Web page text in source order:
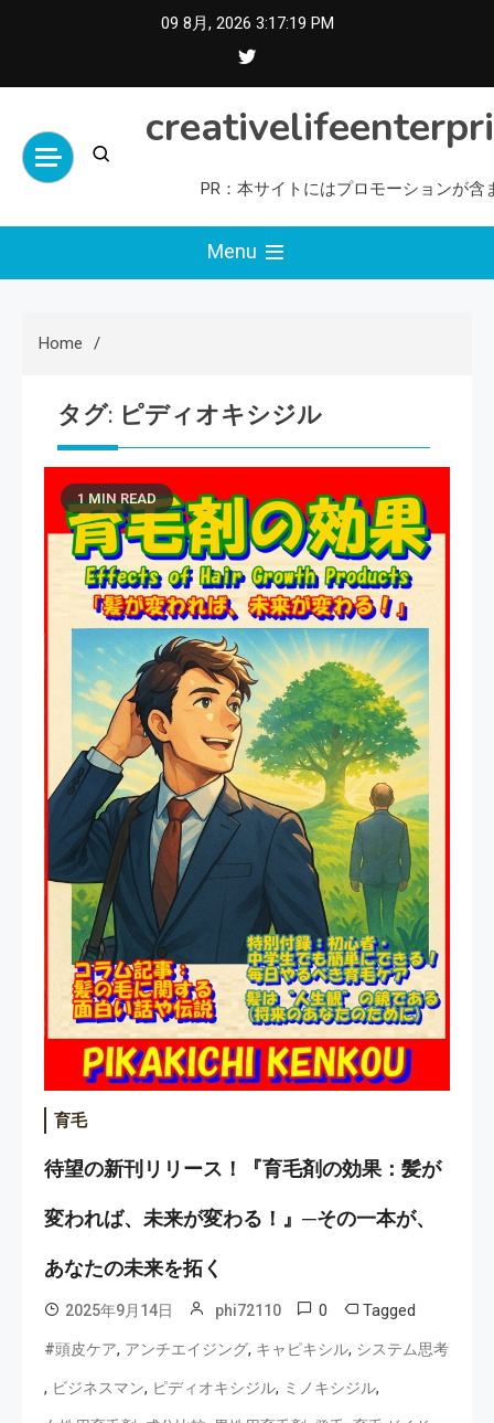
09 8月, 2026 3:17:20 PM
PR：本サイトにはプロモーションが含
Menu
Home
タグ: ピディオキシジル
1 MIN READ
育毛
待望の新刊リリース！『育毛剤の効果：髪が
変われば、未来が変わる！』─その一本が、
あなたの未来を拓く
2025年9月14日 phi72110 0 Tagged
#頭皮ケア, アンチエイジング, キャピキシル, システム思考
, ビジネスマン, ピディオキシジル, ミノキシジル,